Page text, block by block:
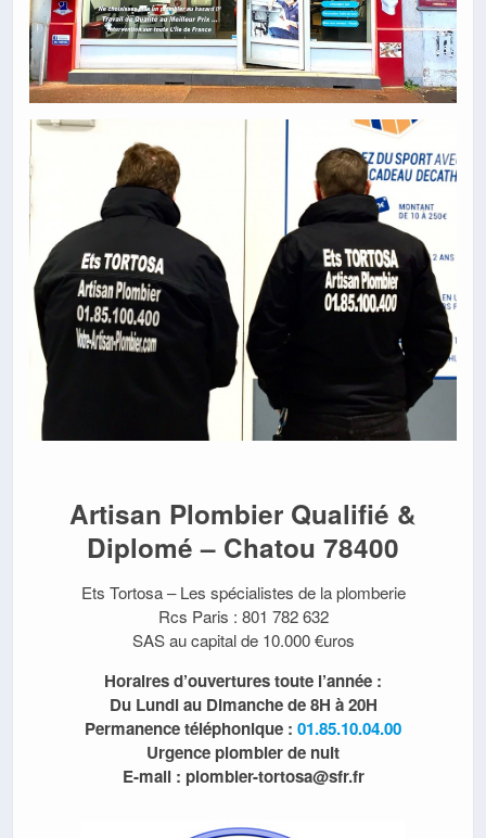
Artisan Plombier Qualifié &
Diplomé – Chatou 78400
Ets Tortosa – Les spécialistes de la plomberie
Rcs Paris : 801 782 632
SAS au capital de 10.000 €uros
Horaires d’ouvertures toute l’année :
Du Lundi au Dimanche de 8H à 20H
Permanence téléphonique : 01.85.10.04.00
Urgence plombier de nuit
E-mail : plombier-tortosa@sfr.fr